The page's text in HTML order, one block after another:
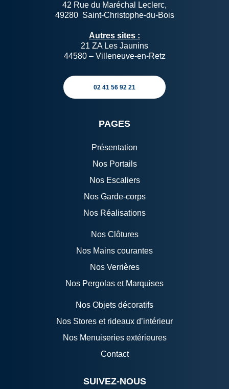
42 Rue du Maréchal Leclerc,
49280 Saint-Christophe-du-Bois
Autres sites :
21 ZA Les Jaunins
44580 – Villeneuve-en-Retz
02 41 56 92 21
PAGES
Présentation
Nos Portails
Nos Escaliers
Nos Garde-corps
Nos Réalisations
Nos Clôtures
Nos Mains courantes
Nos Verrières
Nos Pergolas et Marquises
Nos Objets décoratifs
Nos Stores et rideaux d’intérieur
Nos Menuiseries extérieures
Contact
SUIVEZ-NOUS